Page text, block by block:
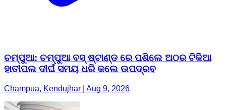
ଚମ୍ପୁଆ: ଚମ୍ପୁଆ ବସ୍ ଷ୍ଟାଣ୍ଡ ରେ ପଶିଲେ ଅଠର ଟିକିଆ
ହାତୀପଲ ଦୀର୍ଘ ସମୟ ଧରି କଲେ ଉପଦ୍ରବ
Champua, Kendujhar | Aug 9, 2026